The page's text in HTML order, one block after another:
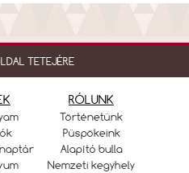
TETEJÉRE
RÓLUNK
Történetünk
Püspökeink
Alapító bulla
Nemzeti kegyhely